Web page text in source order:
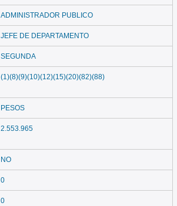
ADMINISTRADOR PUBLICO
JEFE DE DEPARTAMENTO
SEGUNDA
(1)(8)(9)(10)(12)(15)(20)(82)(88)
PESOS
2.553.965
NO
0
0